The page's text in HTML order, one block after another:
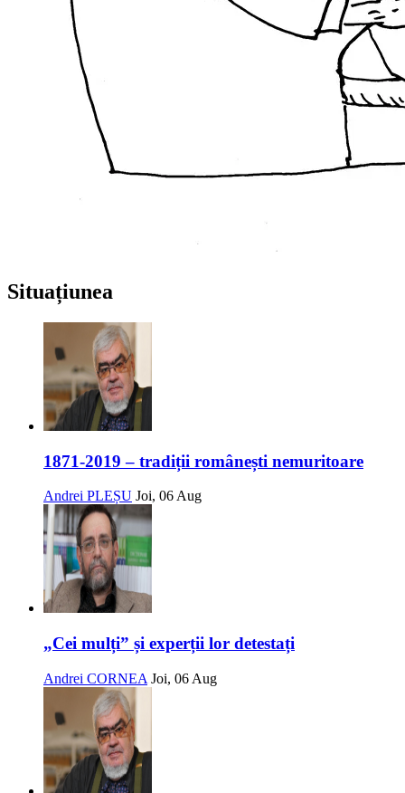
Situațiunea
1871-2019 – tradiții românești nemuritoare
Andrei PLEȘU Joi, 06 Aug
„Cei mulți” și experții lor detestați
Andrei CORNEA Joi, 06 Aug